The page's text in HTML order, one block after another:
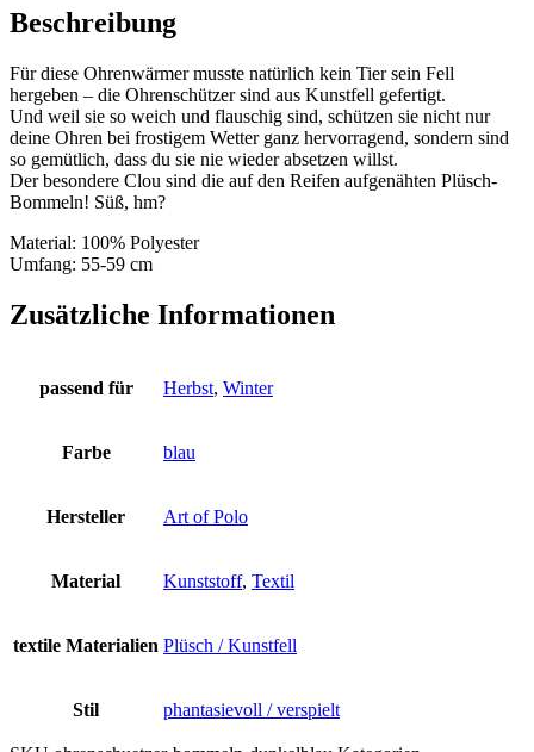
Beschreibung
Für diese Ohrenwärmer musste natürlich kein Tier sein Fell
hergeben – die Ohrenschützer sind aus Kunstfell gefertigt.
Und weil sie so weich und flauschig sind, schützen sie nicht nur
deine Ohren bei frostigem Wetter ganz hervorragend, sondern sind
so gemütlich, dass du sie nie wieder absetzen willst.
Der besondere Clou sind die auf den Reifen aufgenähten Plüsch-
Bommeln! Süß, hm?
Material: 100% Polyester
Umfang: 55-59 cm
Zusätzliche Informationen
passend für Herbst, Winter
Farbe blau
Hersteller Art of Polo
Material Kunststoff, Textil
textile Materialien Plüsch / Kunstfell
Stil phantasievoll / verspielt